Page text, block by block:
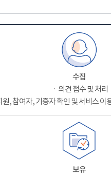
수집
ㆍ의견 접수 및 처리
원, 참여자, 기증자 확인 및 서비스 이
보유